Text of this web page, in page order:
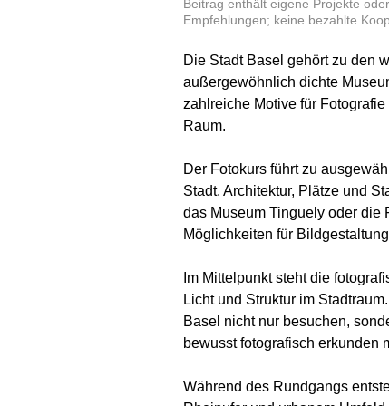
Beitrag enthält eigene Projekte oder
Empfehlungen; keine bezahlte
Die Stadt Basel gehört zu den
außergewöhnlich dichte
zahlreiche Motive für
Raum.
Der Fotokurs führt zu
Stadt. Architektur, Plätze und
das Museum Tinguely oder die
Möglichkeiten für
Im Mittelpunkt steht die
Licht und Struktur im
Basel nicht nur besuchen,
bewusst fotografisch erkunden
Während des Rundgangs